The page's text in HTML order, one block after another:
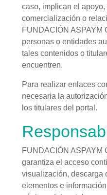
caso, implican el apoyo,
comercialización o
FUNDACIÓN ASPAYM
personas o entidades
tales contenidos o
encuentren.
Para realizar enlaces
necesaria la
los titulares del portal.
FUNDACIÓN ASPAYM
garantiza el acceso
visualización, descarga
elementos e